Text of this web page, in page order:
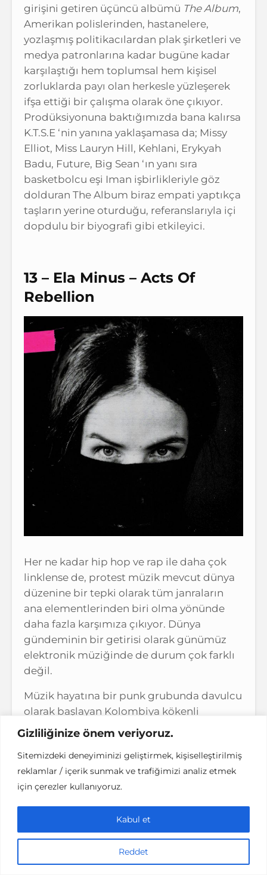
Gizliliğinize önem veriyoruz.
Sitemizdeki deneyiminizi geliştirmek, kişiselleştirilmiş
reklamlar / içerik sunmak ve trafiğimizi analiz etmek
için çerezler kullanıyoruz.
Reddet
Kabul et
girişini getiren üçüncü albümü The Album,
Amerikan polislerinden, hastanelere,
yozlaşmış politikacılardan plak şirketleri ve
medya patronlarına kadar bugüne kadar
karşılaştığı hem toplumsal hem kişisel
zorluklarda payı olan herkesle yüzleşerek
ifşa ettiği bir çalışma olarak öne çıkıyor.
Prodüksiyonuna baktığımızda bana kalırsa
K.T.S.E ‘nin yanına yaklaşamasa da; Missy
Elliot, Miss Lauryn Hill, Kehlani, Erykyah
Badu, Future, Big Sean ‘ın yanı sıra
basketbolcu eşi Iman işbirlikleriyle göz
dolduran The Album biraz empati yaptıkça
taşların yerine oturduğu, referanslarıyla içi
dopdulu bir biyografi gibi etkileyici.
13 – Ela Minus – Acts Of
Rebellion
Her ne kadar hip hop ve rap ile daha çok
linklense de, protest müzik mevcut dünya
düzenine bir tepki olarak tüm janraların
ana elementlerinden biri olma yönünde
daha fazla karşımıza çıkıyor. Dünya
gündeminin bir getirisi olarak günümüz
elektronik müziğinde de durum çok farklı
değil.
Müzik hayatına bir punk grubunda davulcu
olarak başlayan Kolombiya kökenli
Brooklyn vatandaşı
Ela
partilerin cazibesine kapıldıktan sonra tarz
olarak elektronik müziğe yöneliyor.
Kraftwerk ve ilk dönem Daft Punk’tan
esinlenerek ses makinelerine içli dışlı
oluyor ve güncel soundunun temellerini
burada atıyor. Bugün geldiği son noktada
ise ilk albümünde DAW yazılımla üretilen
tek bir ses kullanmadan kendi evinde ve
kendi imkanlarıylaActs of Rebellion’ı